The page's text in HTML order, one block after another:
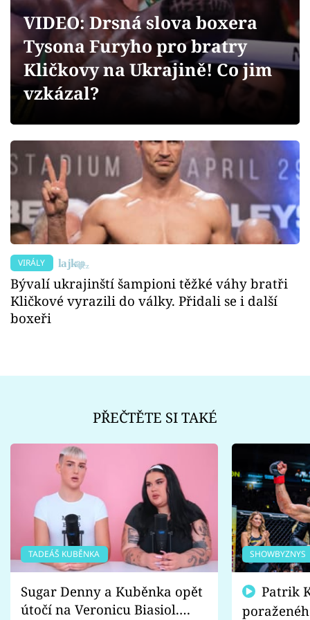
Videa
Sledujte prima+
Sledujte nás
VIDEO: Drsná slova boxera
Tysona Furyho pro bratry
Kličkovy na Ukrajině! Co jim
vzkázal?
VIRÁLY
Bývalí ukrajinští šampioni těžké váhy bratři
Kličkové vyrazili do války. Přidali se i další
boxeři
PŘEČTĚTE SI TAKÉ
TADEÁŠ KUBĚNKA
Sugar Denny a Kuběnka opět
útočí na Veronicu Biasiol.
SHOWBYZNYS